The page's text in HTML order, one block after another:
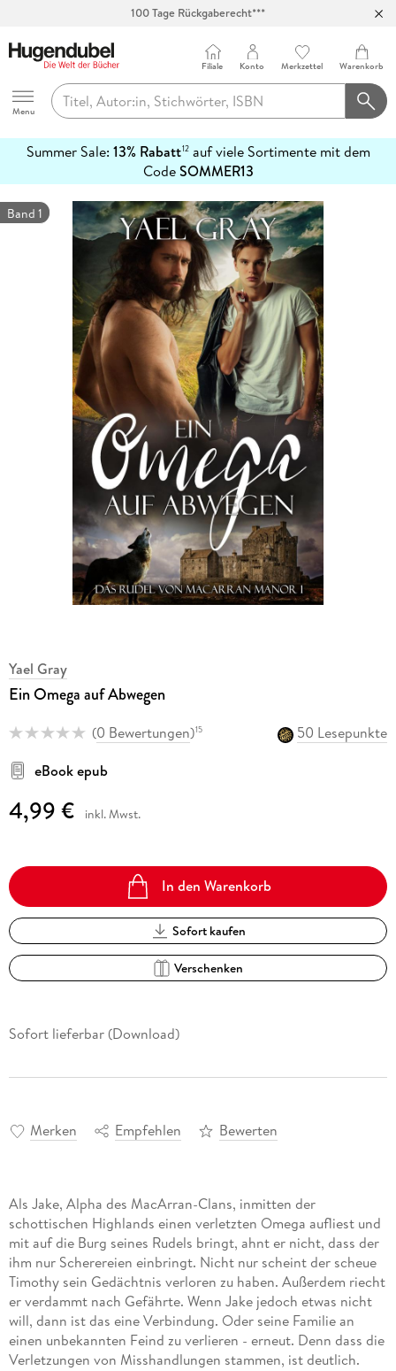
100 Tage Rückgaberecht***
Hugendubel
Menu
Filiale Konto Merkzettel Warenkorb
Summer Sale: 13% Rabatt12auf viele Sortimente mit dem
CodeSOMMER13
erfahren
Band 1
Yael Gray
Ein Omega auf Abwegen
(0 Bewertungen)15
50 Lesepunkte
eBook epub
4,99 € inkl. Mwst.
In den Warenkorb
Sofort kaufen
Verschenken
Sofort lieferbar (Download)
Merken Empfehlen Bewerten
Als Jake, Alpha des MacArran-Clans, inmitten der
schottischen Highlands einen verletzten Omega aufliest und
mit auf die Burg seines Rudels bringt, ahnt er nicht, dass der
ihm nur Scherereien einbringt. Nicht nur scheint der scheue
Timothy sein Gedächtnis verloren zu haben. Außerdem riecht
er verdammt nach Gefährte. Wenn Jake jedoch etwas nicht
will, dann ist das eine Verbindung. Oder seine Familie an
einen unbekannten Feind zu verlieren - erneut. Denn dass die
Verletzungen von Misshandlungen stammen, ist deutlich.